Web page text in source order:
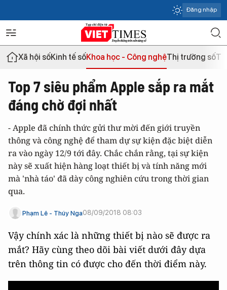
Đăng nhập
Xã hội sốKinh tế sốKhoa học - Công nghệThị trường số
Top 7 siêu phẩm Apple sắp ra mắt
đáng chờ đợi nhất
- Apple đã chính thức gửi thư mời đến giới truyền
thông và công nghệ để tham dự sự kiện đặc biệt diễn
ra vào ngày 12/9 tới đây. Chắc chắn rằng, tại sự kiện
này sẽ xuất hiện hàng loạt thiết bị và tính năng mới
mà 'nhà táo' đã dày công nghiên cứu trong thời gian
qua.
Phạm Lê - Thúy Nga08/09/2018 08:03
Vậy chính xác là những thiết bị nào sẽ được ra
mắt? Hãy cùng theo dõi bài viết dưới đây dựa
trên thông tin có được cho đến thời điểm này.